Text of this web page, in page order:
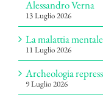
Alessandro Verna
13 Luglio 2026
La malattia
11 Luglio 2026
Archeologia
9 Luglio 2026